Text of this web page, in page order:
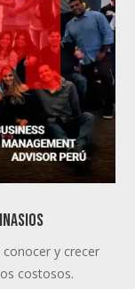
y crecer
costosos.